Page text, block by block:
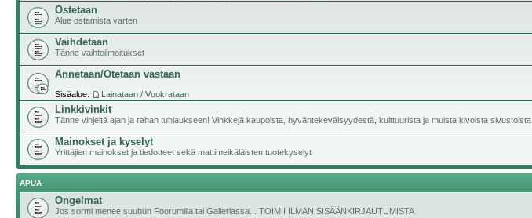
Ostetaan
Alue ostamista varten
Vaihdetaan
Tänne vaihtoilmoitukset
Annetaan/Otetaan vastaan
Sisäalue: Lainataan / Vuokrataan
Linkkivinkit
Tänne vihjeitä ajan ja rahan tuhlaukseen! Vinkkejä kaupoista, hyväntekeväisyydestä, kulttuurista ja muista kivoista sivustoista
Mainokset ja kyselyt
Yrittäjien mainokset ja tiedotteet sekä mattimeikäläisten tuotekyselyt
APUA
Ongelmat
Jos sormi menee suuhun Foorumilla tai Galleriassa... TOIMII ILMAN SISÄÄNKIRJAUTUMISTA.